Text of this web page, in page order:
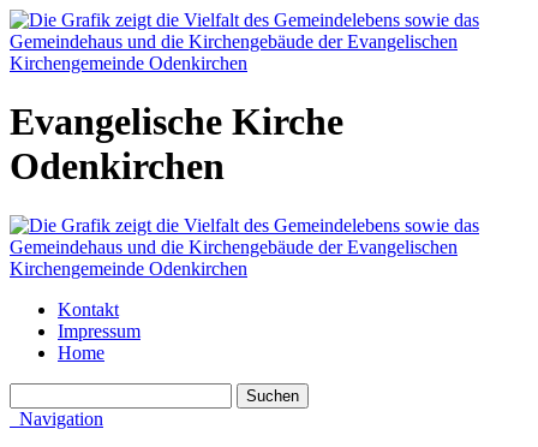
Evangelische Kirche
Odenkirchen
Kontakt
Impressum
Home
Navigation